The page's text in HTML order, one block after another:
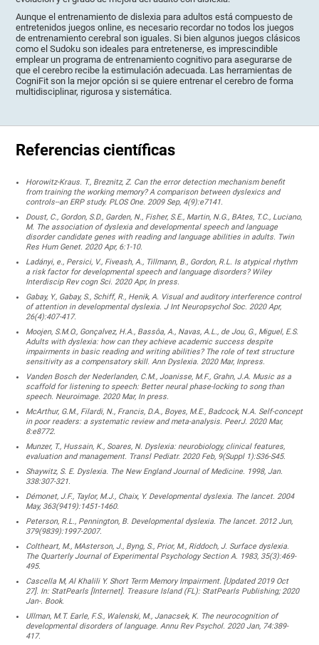
Aunque el entrenamiento de dislexia para adultos está compuesto de
entretenidos juegos online, es necesario recordar no todos los juegos
de entrenamiento cerebral son iguales. Si bien algunos juegos clásicos
como el Sudoku son ideales para entretenerse, es imprescindible
emplear un programa de entrenamiento cognitivo para asegurarse de
que el cerebro recibe la estimulación adecuada. Las herramientas de
CogniFit son la mejor opción si se quiere entrenar el cerebro de forma
multidisciplinar, rigurosa y sistemática.
Referencias científicas
Horowitz-Kraus. T., Breznitz, Z. Can the error detection mechanism benefit
from training the working memory? A comparison between dyslexics and
controls--an ERP study. PLOS One. 2009 Sep, 4(9):e7141.
Doust, C., Gordon, S.D., Garden, N., Fisher, S.E., Martin, N.G., BAtes, T.C., Luciano,
M. The association of dyslexia and developmental speech and language
disorder candidate genes with reading and language abilities in adults. Twin
Res Hum Genet. 2020 Apr, 6:1-10.
Ladányi, e., Persici, V., Fiveash, A., Tillmann, B., Gordon, R.L. Is atypical rhythm
a risk factor for developmental speech and language disorders? Wiley
Interdiscip Rev cogn Sci. 2020 Apr, In press.
Gabay, Y., Gabay, S., Schiff, R., Henik, A. Visual and auditory interference control
of attention in developmental dyslexia. J Int Neuropsychol Soc. 2020 Apr,
26(4):407-417.
Moojen, S.M.O., Gonçalvez, H.A., Bassôa, A., Navas, A.L., de Jou, G., Miguel, E.S.
Adults with dyslexia: how can they achieve academic success despite
impairments in basic reading and writing abilities? The role of text structure
sensitivity as a compensatory skill. Ann Dyslexia. 2020 Mar, Inpress.
Vanden Bosch der Nederlanden, C.M., Joanisse, M.F., Grahn, J.A. Music as a
scaffold for listening to speech: Better neural phase-locking to song than
speech. Neuroimage. 2020 Mar, In press.
McArthur, G.M., Filardi, N., Francis, D.A., Boyes, M.E., Badcock, N.A. Self-concept
in poor readers: a systematic review and meta-analysis. PeerJ. 2020 Mar,
8:e8772.
Munzer, T., Hussain, K., Soares, N. Dyslexia: neurobiology, clinical features,
evaluation and management. Transl Pediatr. 2020 Feb, 9(Suppl 1):S36-S45.
Shaywitz, S. E. Dyslexia. The New England Journal of Medicine. 1998, Jan.
338:307-321.
Démonet, J.F., Taylor, M.J., Chaix, Y. Developmental dyslexia. The lancet. 2004
May, 363(9419):1451-1460.
Peterson, R.L., Pennington, B. Developmental dyslexia. The lancet. 2012 Jun,
379(9839):1997-2007.
Coltheart, M., MAsterson, J., Byng, S., Prior, M., Riddoch, J. Surface dyslexia.
The Quarterly Journal of Experimental Psychology Section A. 1983, 35(3):469-
495.
Cascella M, Al Khalili Y. Short Term Memory Impairment. [Updated 2019 Oct
27]. In: StatPearls [Internet]. Treasure Island (FL): StatPearls Publishing; 2020
Jan-. Book.
Ullman, M.T. Earle, F.S., Walenski, M., Janacsek, K. The neurocognition of
developmental disorders of language. Annu Rev Psychol. 2020 Jan, 74:389-
417.